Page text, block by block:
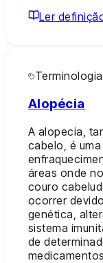
Ler
Alopécia
A alopecia,
cabelo, é
áreas onde
couro
ocorrer
genética,
sistema
de